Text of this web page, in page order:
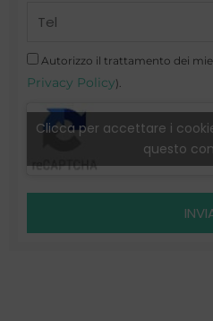
Telefono
Autorizzo il trattamento dei
Privacy Policy).
Clicca per accettare i
questo